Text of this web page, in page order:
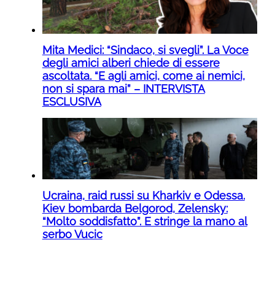
Mita Medici: “Sindaco, si svegli”. La Voce
degli amici alberi chiede di essere
ascoltata. “E agli amici, come ai nemici,
non si spara mai” – INTERVISTA
ESCLUSIVA
Ucraina, raid russi su Kharkiv e Odessa.
Kiev bombarda Belgorod, Zelensky:
“Molto soddisfatto”. E stringe la mano al
serbo Vucic